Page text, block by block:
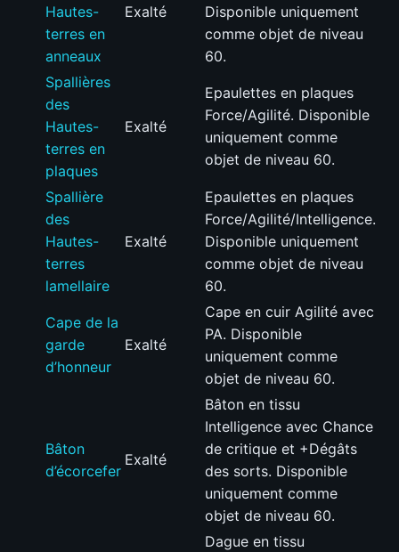
Hautes-
terres en
anneaux
Exalté
Disponible uniquement
comme objet de niveau
60.
Spallières
des
Hautes-
terres en
plaques
Exalté
Epaulettes en plaques
Force/Agilité. Disponible
uniquement comme
objet de niveau 60.
Spallière
des
Hautes-
terres
lamellaire
Exalté
Epaulettes en plaques
Force/Agilité/Intelligence.
Disponible uniquement
comme objet de niveau
60.
Cape de la
garde
d’honneur
Exalté
Cape en cuir Agilité avec
PA. Disponible
uniquement comme
objet de niveau 60.
Bâton
d’écorcefer
Exalté
Bâton en tissu
Intelligence avec Chance
de critique et +Dégâts
des sorts. Disponible
uniquement comme
objet de niveau 60.
Dague en tissu